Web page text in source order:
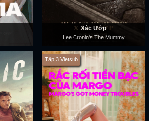
Xác Ướp
Lee Cronin's The Mummy
Tập 3 Vietsub